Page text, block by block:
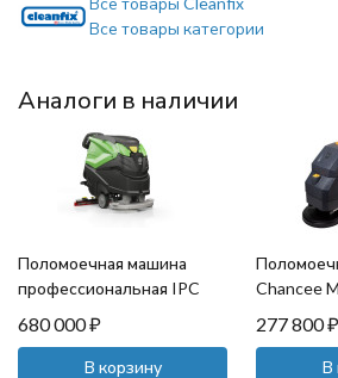
Все товары категории
Аналоги в наличии
Поломоечная машина
профессиональная IPC
Gansow CT 71 BT 70 GR
(серая, без АКБ и ЗУ)
680 000₽
В корзину
Chancee
277 800₽
В